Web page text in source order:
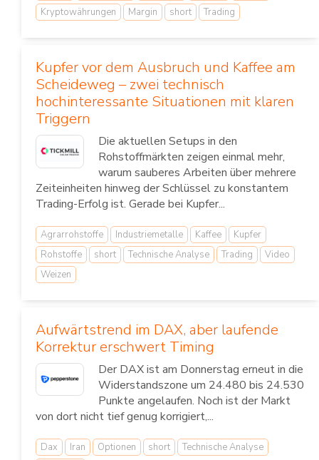
Kryptowährungen Margin short Trading
Kupfer vor dem Ausbruch und Kaffee am
Scheideweg – zwei technisch
hochinteressante Situationen mit klaren
Triggern
Die aktuellen Setups in den
Rohstoffmärkten zeigen einmal mehr,
warum sauberes Arbeiten über mehrere
Zeiteinheiten hinweg der Schlüssel zu konstantem
Trading-Erfolg ist. Gerade bei Kupfer...
Agrarrohstoffe Industriemetalle Kaffee
Kupfer
Rohstoffe
short Technische Analyse Trading
Video
Weizen
Aufwärtstrend im DAX, aber laufende
Korrektur erschwert Timing
Der DAX ist am Donnerstag erneut in die
Widerstandszone um 24.480 bis 24.530
Punkte angelaufen. Noch ist der Markt
von dort nicht tief genug korrigiert,...
Dax Iran Optionen short
Technische Analyse